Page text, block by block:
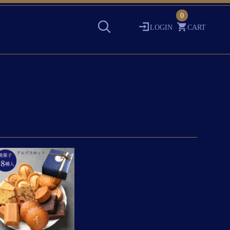
LOGIN CART
0